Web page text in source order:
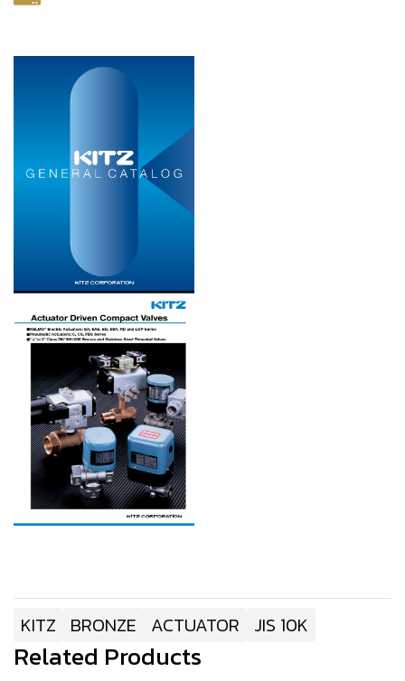
KITZ BRONZE ACTUATOR JIS 10K
Related Products